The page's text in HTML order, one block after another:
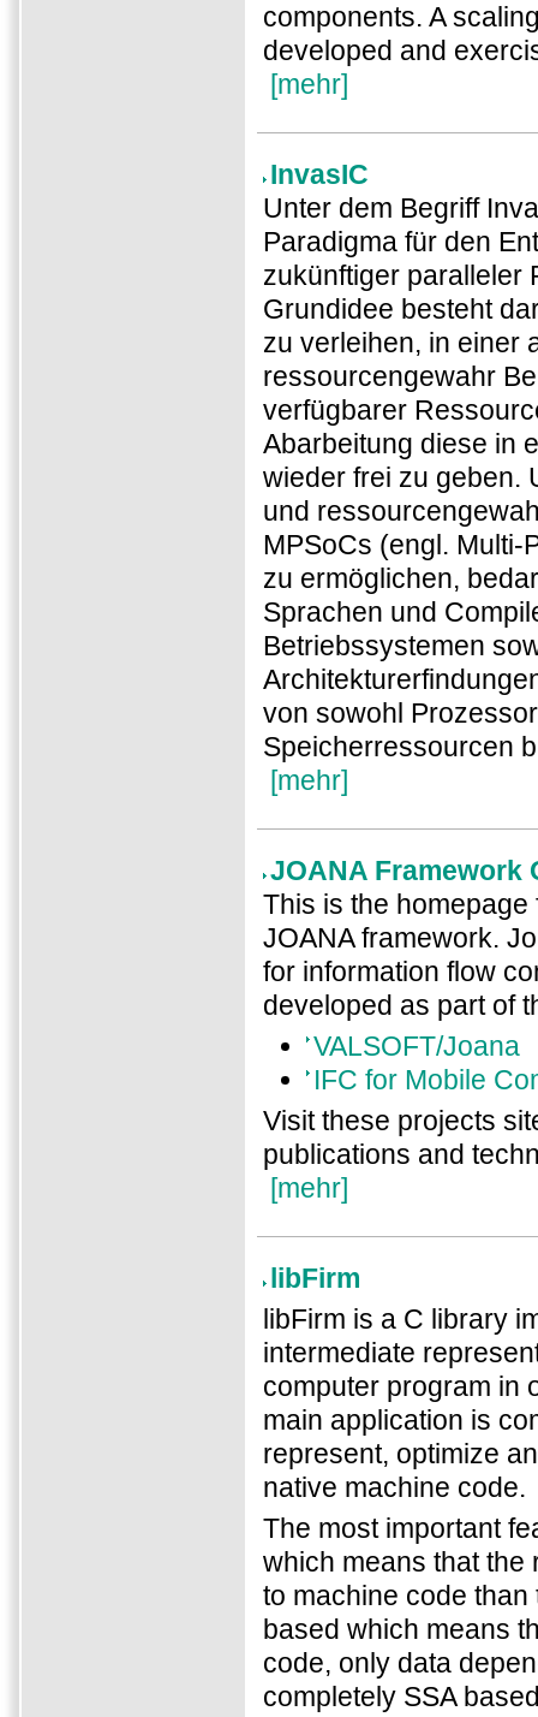
components. A
developed and
[mehr]
InvasIC
Unter dem Begriff
Paradigma für den
zukünftiger paralleler
Grundidee besteht
zu verleihen, in einer
ressourcengewahr
verfügbarer
Abarbeitung diese in
wieder frei zu geben.
und
MPSoCs (engl.
zu ermöglichen,
Sprachen und
Betriebssystemen
von sowohl
Speicherressourcen
[mehr]
JOANA Framework
This is the
JOANA framework.
for information flow
developed as part of
VALSOFT/Joana
IFC for Mobile
Visit these projects
publications and
[mehr]
libFirm
libFirm is a C library
intermediate
computer program in
main application is
represent, optimize
native machine code.
The most important
which means that the
to machine code
based which means
code, only data
completely SSA